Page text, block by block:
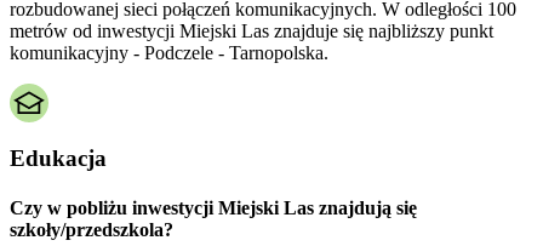
rozbudowanej sieci połączeń komunikacyjnych. W odległości 100
metrów od inwestycji Miejski Las znajduje się najbliższy punkt
komunikacyjny - Podczele - Tarnopolska.
Edukacja
Czy w pobliżu inwestycji Miejski Las znajdują się
szkoły/przedszkola?